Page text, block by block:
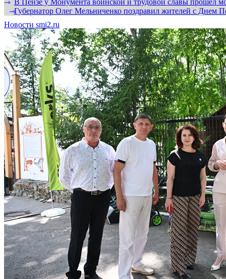
⇾ В Пензе у Монумента воинской и трудовой славы прошел
⇾Губернатор Олег Мельниченко поздравил жителей с Днем
Новости smi2.ru